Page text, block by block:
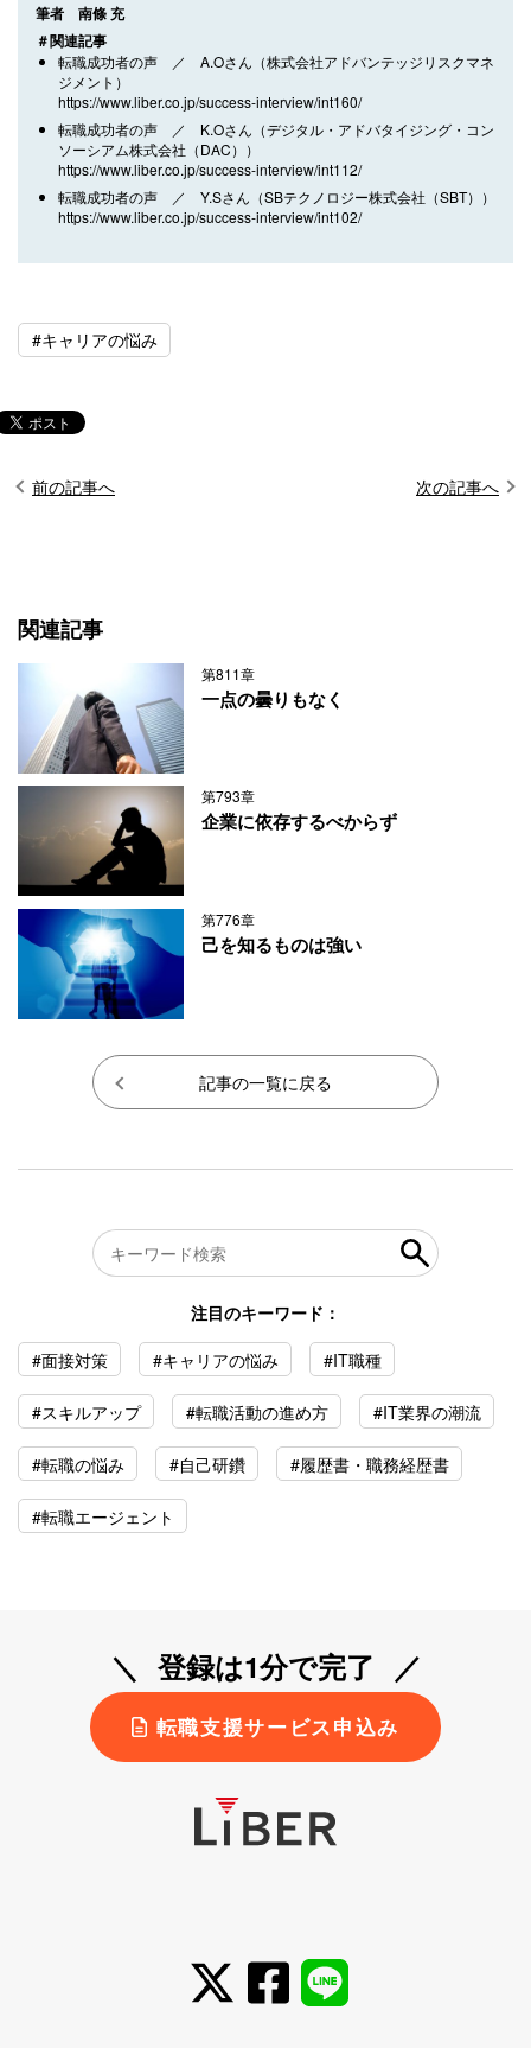
筆者 南條 充
＃関連記事
転職成功者の声 ／ A.Oさん（株式会社アドバンテッジリスクマネ
ジメント）
https://www.liber.co.jp/success-interview/int160/
転職成功者の声 ／ K.Oさん（デジタル・アドバタイジング・コン
ソーシアム株式会社（DAC））
https://www.liber.co.jp/success-interview/int112/
転職成功者の声 ／ Y.Sさん（SBテクノロジー株式会社（SBT））
https://www.liber.co.jp/success-interview/int102/
#キャリアの悩み
前の記事へ 次の記事へ
関連記事
第811章
一点の曇りもなく
第793章
企業に依存するべからず
第776章
己を知るものは強い
記事の一覧に戻る
注目のキーワード：
#面接対策
#キャリアの悩み #IT職種
#スキルアップ #転職活動の進め方 #IT業界の潮流
#転職の悩み #自己研鑽 #履歴書・職務経歴書
#転職エージェント
登録は1分で完了
転職支援サービス申込み